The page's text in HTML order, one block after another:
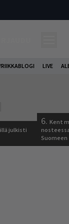
LIVE
julkisti
6. Kent
Suomeen